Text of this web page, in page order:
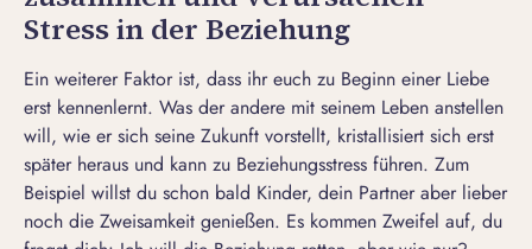
Stress in der Beziehung
Ein weiterer Faktor ist, dass ihr euch zu Beginn einer Liebe
erst kennenlernt. Was der andere mit seinem Leben anstellen
will, wie er sich seine Zukunft vorstellt, kristallisiert sich erst
später heraus und kann zu Beziehungsstress führen. Zum
Beispiel willst du schon bald Kinder, dein Partner aber lieber
noch die Zweisamkeit genießen. Es kommen Zweifel auf, du